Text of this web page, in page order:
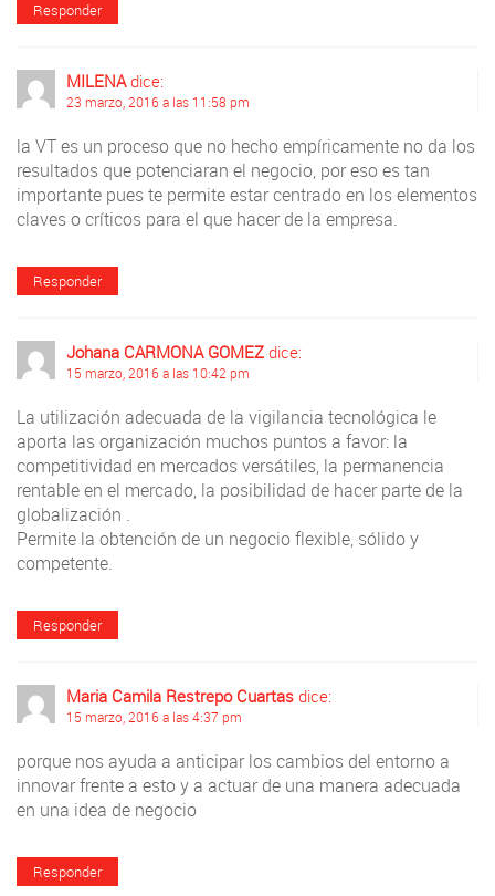
Responder
MILENA dice:
23 marzo, 2016 a las 11:58 pm
la VT es un proceso que no hecho empíricamente no da los
resultados que potenciaran el negocio, por eso es tan
importante pues te permite estar centrado en los elementos
claves o críticos para el que hacer de la empresa.
Responder
Johana CARMONA GOMEZ dice:
15 marzo, 2016 a las 10:42 pm
La utilización adecuada de la vigilancia tecnológica le
aporta las organización muchos puntos a favor: la
competitividad en mercados versátiles, la permanencia
rentable en el mercado, la posibilidad de hacer parte de la
globalización .
Permite la obtención de un negocio flexible, sólido y
competente.
Responder
Maria Camila Restrepo Cuartas dice:
15 marzo, 2016 a las 4:37 pm
porque nos ayuda a anticipar los cambios del entorno a
innovar frente a esto y a actuar de una manera adecuada
en una idea de negocio
Responder